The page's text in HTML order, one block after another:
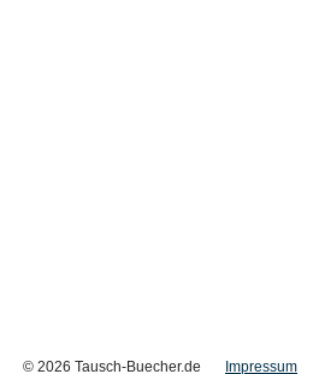
© 2026 Tausch-Buecher.de Impressum